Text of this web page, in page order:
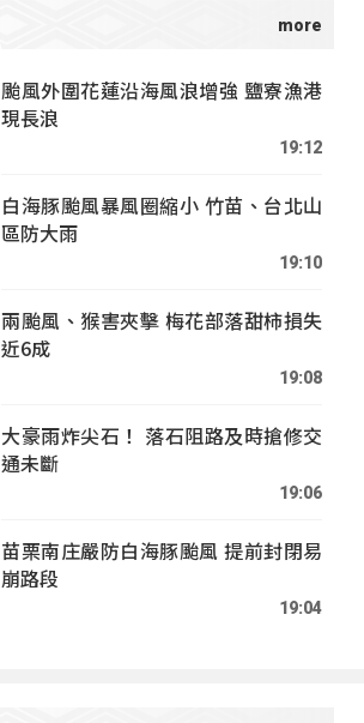
颱風外圍花蓮沿海風浪增強 鹽寮漁港
現長浪
19:12
白海豚颱風暴風圈縮小 竹苗、台北山
區防大雨
19:10
兩颱風、猴害夾擊 梅花部落甜柿損失
近6成
19:08
大豪雨炸尖石！ 落石阻路及時搶修交
通未斷
19:06
苗栗南庄嚴防白海豚颱風 提前封閉易
崩路段
19:04